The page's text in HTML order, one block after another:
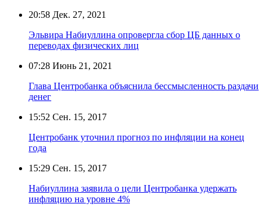
20:58 Дек. 27, 2021
Эльвира Набиуллина опровергла сбор ЦБ данных о
переводах физических лиц
07:28 Июнь 21, 2021
Глава Центробанка объяснила бессмысленность раздачи
денег
15:52 Сен. 15, 2017
Центробанк уточнил прогноз по инфляции на конец
года
15:29 Сен. 15, 2017
Набиуллина заявила о цели Центробанка удержать
инфляцию на уровне 4%